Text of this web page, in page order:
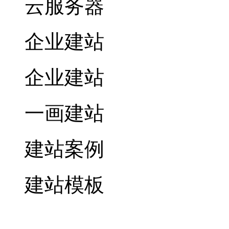
云服务器
企业建站
企业建站
一画建站
建站案例
建站模板